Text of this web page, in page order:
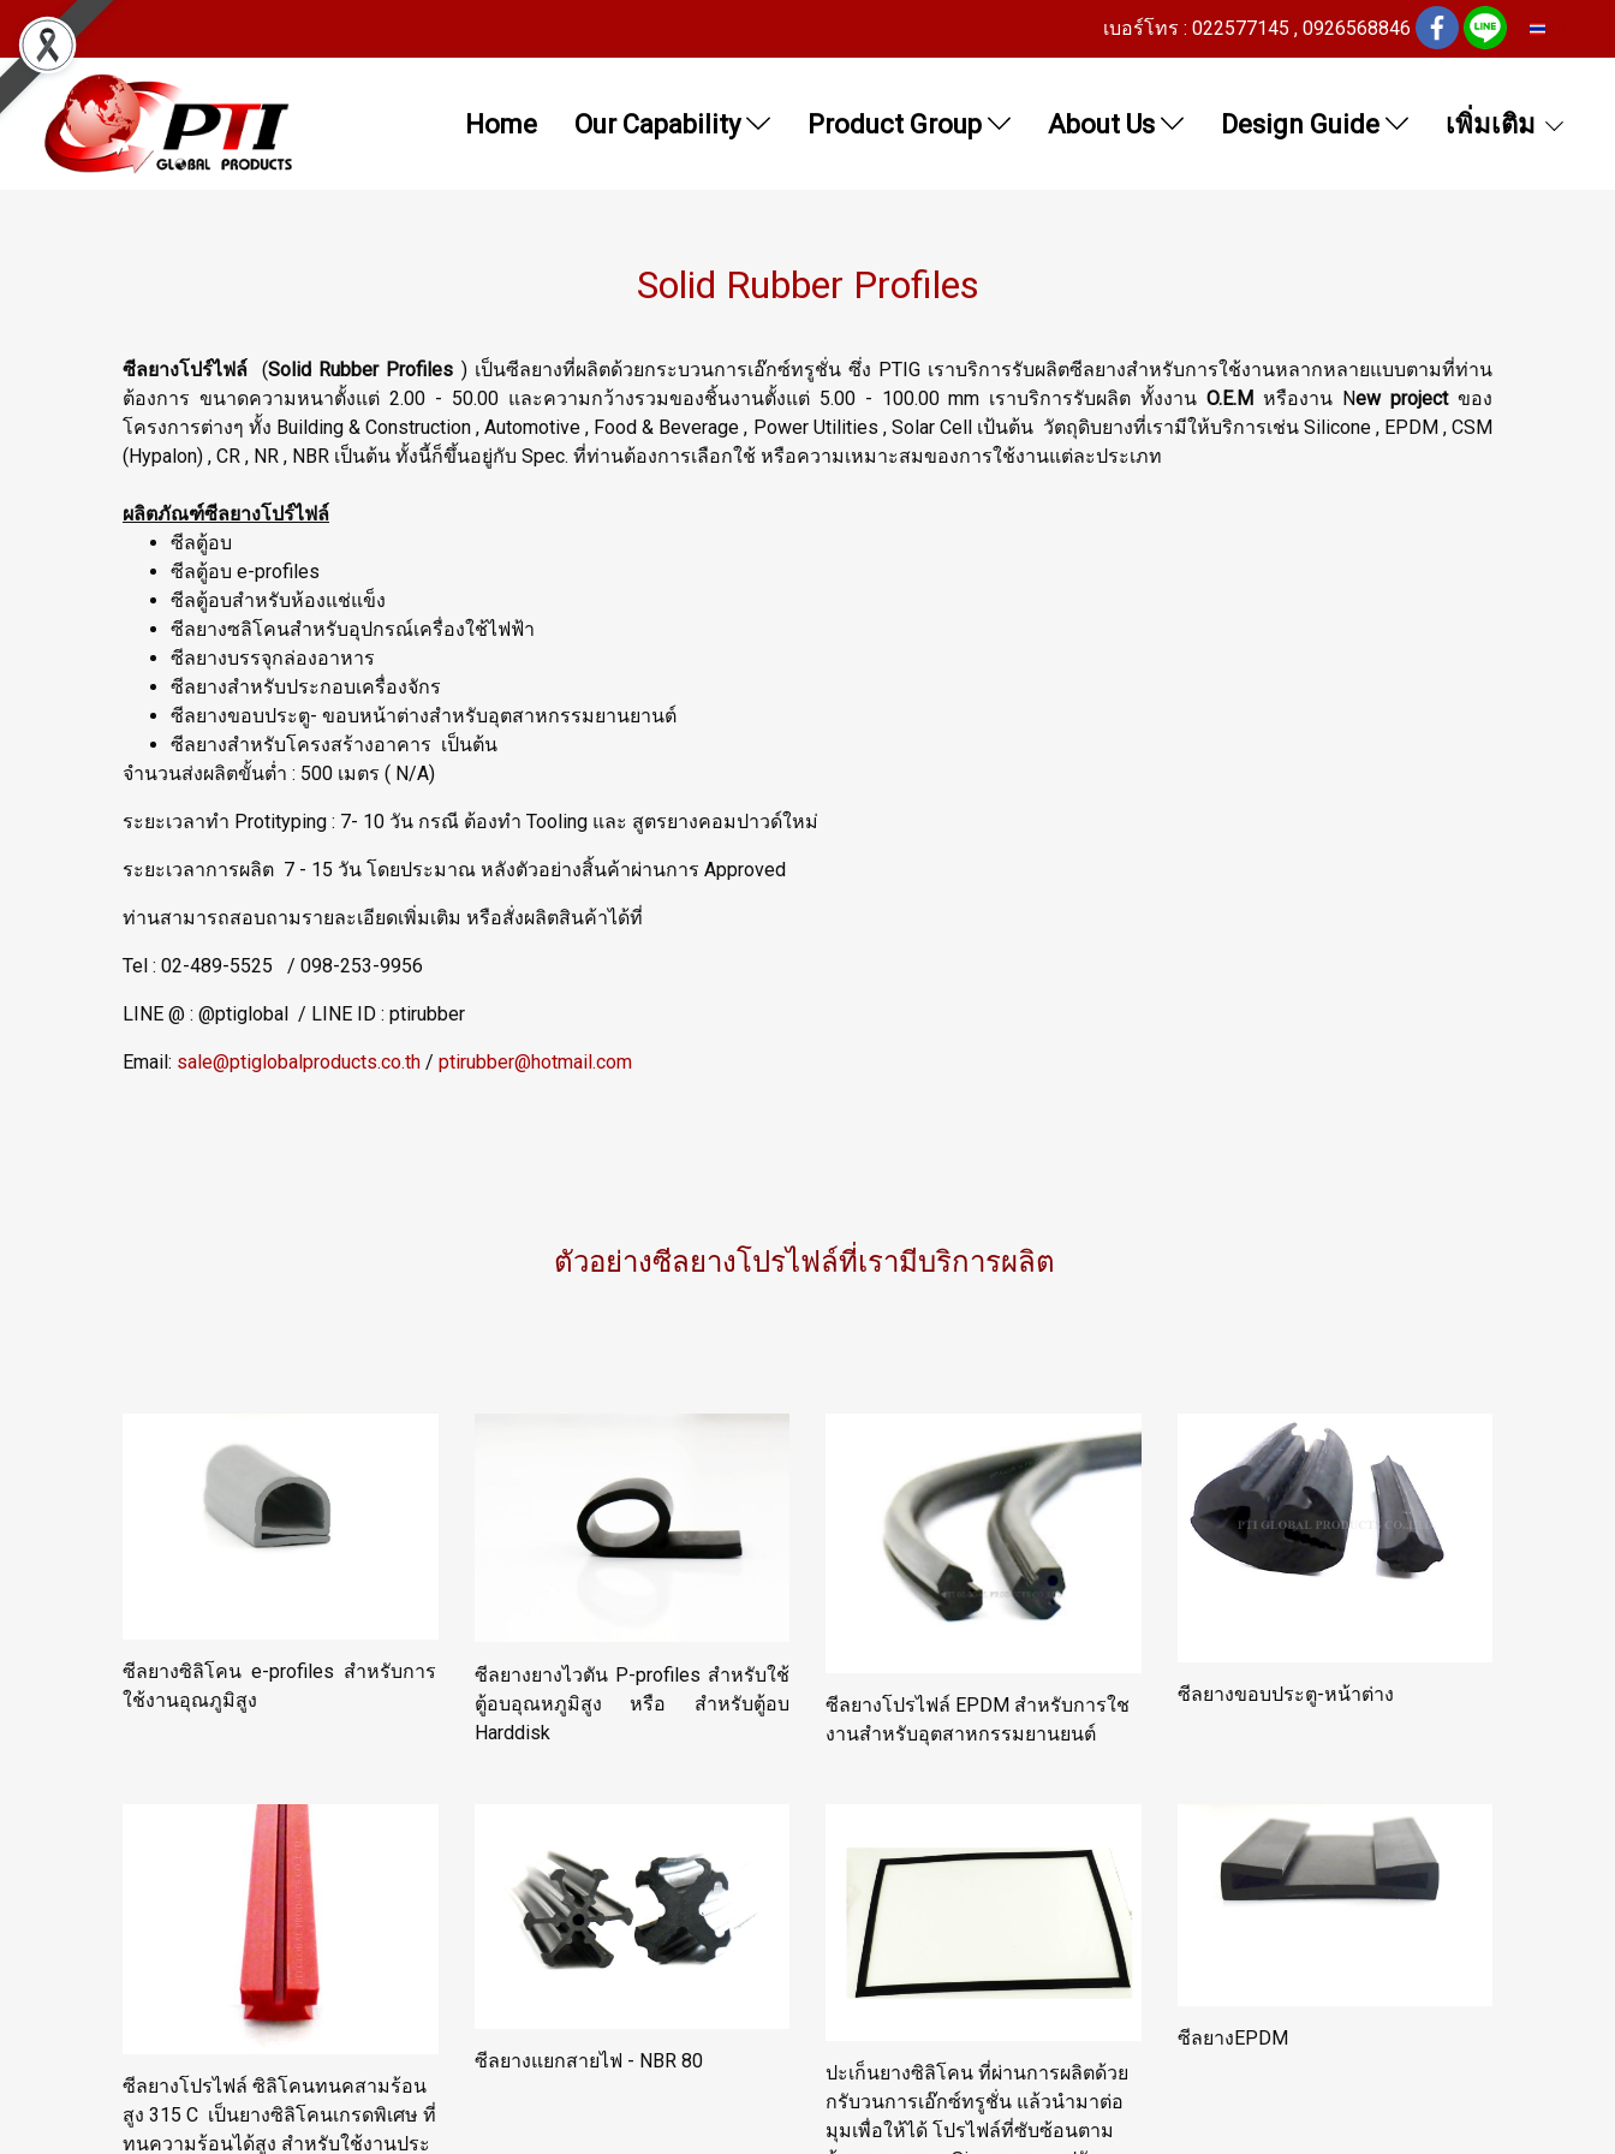
เบอร์โทร : 022577145 , 0926568846
Home Our Capability Product Group About Us Design Guide เพิ่มเติม
Solid Rubber Profiles
ซีลยางโปร์ไฟล์ (Solid Rubber Profiles ) เป็นซีลยางที่ผลิตด้วยกระบวนการเอ๊กซ์ทรูชั่น ซึ่ง PTIG เราบริการรับผลิตซีลยางสำหรับการใช้งานหลากหลายแบบตามที่ท่าน
ต้องการ ขนาดความหนาตั้งแต่ 2.00 - 50.00 และความกว้างรวมของชิ้นงานตั้งแต่ 5.00 - 100.00 mm เราบริการรับผลิต ทั้งงาน O.E.M หรืองาน New projectของ
โครงการต่างๆ ทั้ง Building & Construction , Automotive , Food & Beverage , Power Utilities , Solar Cell เป้นต้น วัตถุดิบยางที่เรามีให้บริการเช่น Silicone , EPDM , CSM
(Hypalon) , CR , NR , NBR เป็นต้น ทั้งนี้ก็ขึ้นอยู่กับ Spec. ที่ท่านต้องการเลือกใช้ หรือความเหมาะสมของการใช้งานแต่ละประเภท
ผลิตภัณฑ์ซีลยางโปร์ไฟล์
ซีลตู้อบ
ซีลตู้อบ e-profiles
ซีลตู้อบสำหรับห้องแช่แข็ง
ซีลยางซลิโคนสำหรับอุปกรณ์เครื่องใช้ไฟฟ้า
ซีลยางบรรจุกล่องอาหาร
ซีลยางสำหรับประกอบเครื่องจักร
ซีลยางขอบประตู- ขอบหน้าต่างสำหรับอุตสาหกรรมยานยานต์
ซีลยางสำหรับโครงสร้างอาคาร เป็นต้น
จำนวนส่งผลิตขั้นต่ำ : 500 เมตร ( N/A)
ระยะเวลาทำ Protityping : 7- 10 วัน กรณี ต้องทำ Tooling และ สูตรยางคอมปาวด์ใหม่
ระยะเวลาการผลิต 7 - 15 วัน โดยประมาณ หลังตัวอย่างสิ้นค้าผ่านการ Approved
ท่านสามารถสอบถามรายละเอียดเพิ่มเติม หรือสั่งผลิตสินค้าได้ที่
Tel : 02-489-5525 / 098-253-9956
LINE @ : @ptiglobal / LINE ID : ptirubber
Email: sale@ptiglobalproducts.co.th / ptirubber@hotmail.com
ตัวอย่างซีลยางโปรไฟล์ที่เรามีบริการผลิต
ซีลยางซิลิโคน e-profiles สำหรับการ
ใช้งานอุณภูมิสูง
ซีลยางยางไวตัน P-profiles สำหรับใช้
ตู้อบอุณหภูมิสูง หรือ สำหรับตู้อบ
Harddisk
ซีลยางโปรไฟล์ EPDM สำหรับการใช
งานสำหรับอุตสาหกรรมยานยนต์
ซีลยางขอบประตู-หน้าต่าง
ซีลยางโปรไฟล์ ซิลิโคนทนคสามร้อน
สูง 315 C เป็นยางซิลิโคนเกรดพิเศษ ที่
ทนความร้อนได้สูง สำหรับใช้งานประ
ซีลยางแยกสายไฟ - NBR 80
ปะเก็นยางซิลิโคน ที่ผ่านการผลิตด้วย
กรับวนการเอ๊กซ์ทรูชั่น แล้วนำมาต่อ
มุมเพื่อให้ได้ โปรไฟล์ที่ซับซ้อนตาม
ซีลยางEPDM